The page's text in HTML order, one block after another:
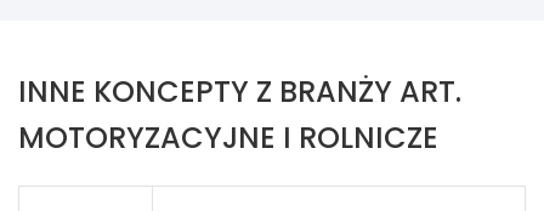
INNE KONCEPTY Z BRANŻY ART.
MOTORYZACYJNE I ROLNICZE